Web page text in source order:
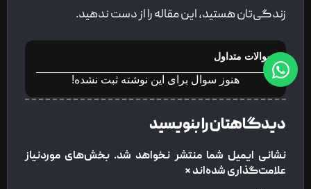
زندگی‌تان هستید، این مقاله را از دست ندهید.
سوالات متداول
هنوز سوال برای این نوشته ثبت نشده!
دیدگاهتان را بنویسید
نشانی ایمیل شما منتشر نخواهد شد. بخش‌های موردنیاز
علامت‌گذاری شده‌اند*